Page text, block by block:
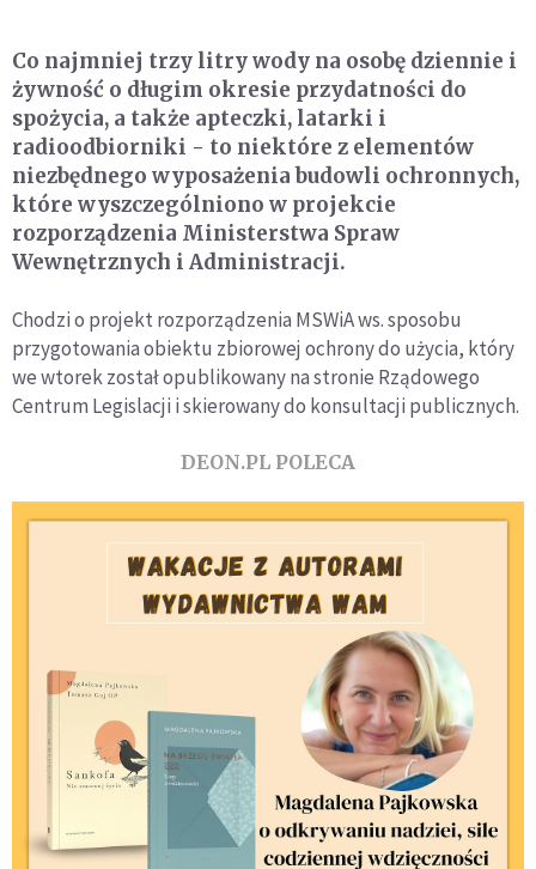
Co najmniej trzy litry wody na osobę dziennie i
żywność o długim okresie przydatności do
spożycia, a także apteczki, latarki i
radioodbiorniki - to niektóre z elementów
niezbędnego wyposażenia budowli ochronnych,
które wyszczególniono w projekcie
rozporządzenia Ministerstwa Spraw
Wewnętrznych i Administracji.
Chodzi o projekt rozporządzenia MSWiA ws. sposobu
przygotowania obiektu zbiorowej ochrony do użycia, który
we wtorek został opublikowany na stronie Rządowego
Centrum Legislacji i skierowany do konsultacji publicznych.
DEON.PL POLECA